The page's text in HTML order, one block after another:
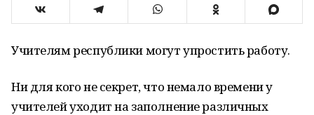
Учителям республики могут упростить работу.
Ни для кого не секрет, что немало времени у
учителей уходит на заполнение различных